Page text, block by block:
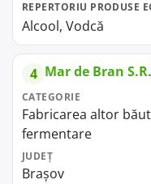
REPERTORIU PRODUSE
Alcool, Vodcă
4 Mar de Bran
CATEGORIE
Fabricarea altor
fermentare
JUDEȚ
Brașov